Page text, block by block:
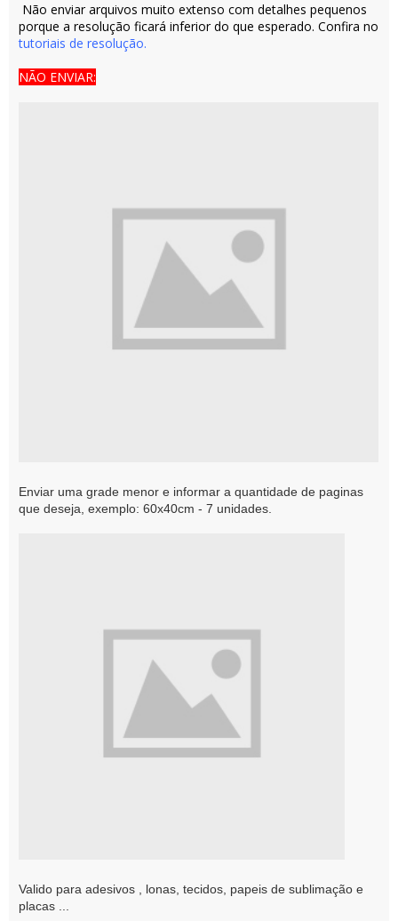
Não enviar arquivos muito extenso com detalhes pequenos
porque a resolução ficará inferior do que esperado. Confira no
tutoriais de resolução.
NÃO ENVIAR:
Enviar uma grade menor e informar a quantidade de paginas
que deseja, exemplo: 60x40cm - 7 unidades.
Valido para adesivos , lonas, tecidos, papeis de sublimação e
placas ...